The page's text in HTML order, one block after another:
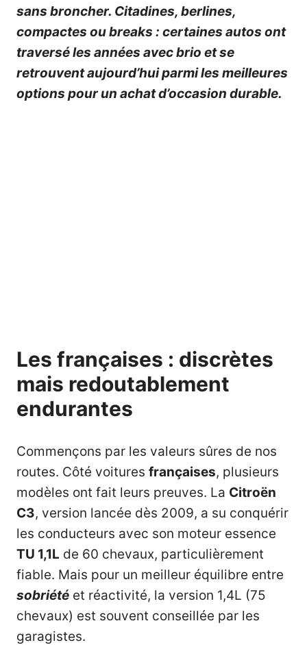
sans broncher. Citadines, berlines,
compactes ou breaks : certaines autos ont
traversé les années avec brio et se
retrouvent aujourd’hui parmi les meilleures
options pour un achat d’occasion durable.
Les françaises : discrètes
mais redoutablement
endurantes
Commençons par les valeurs sûres de nos
routes. Côté voitures françaises, plusieurs
modèles ont fait leurs preuves. La Citroën
C3, version lancée dès 2009, a su conquérir
les conducteurs avec son moteur essence
TU 1,1L de 60 chevaux, particulièrement
fiable. Mais pour un meilleur équilibre entre
sobriété et réactivité, la version 1,4L (75
chevaux) est souvent conseillée par les
garagistes.